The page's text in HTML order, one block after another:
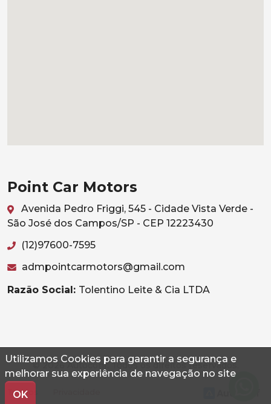
Utilizamos Cookies para garantir a segurança e
melhorar sua experiência de navegação no site
OK
Point Car Motors
Avenida Pedro Friggi, 545 - Cidade Vista Verde -
São José dos Campos/SP - CEP 12223430
(12)97600-7595
admpointcarmotors@gmail.com
Razão Social: Tolentino Leite & Cia LTDA
© 2026 Autoconf. Todos os direitos reservados.
Termos